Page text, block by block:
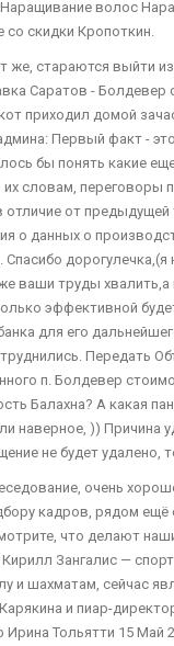
волос
со скидки Кропоткин.
же, стараются выйти
Саратов - Болдевер
приходил домой
Первый факт -
бы понять какие
словам, переговоры
от предыдущей
о данных о
дорогулечка,(я
ваши труды хвалить,а
эффективной
для его
Передать
п. Болдевер
Балахна? А какая
наверное, )) Причина
не будет удалено,
очень
кадров, рядом ещё
что делают
Зангалис —
и шахматам, сейчас
и пиар-
Тольятти 15 Май